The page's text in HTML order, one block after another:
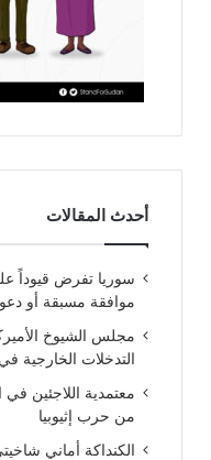
أحدث المقالات
سوريا تفرض قيوداً
موافقة مسبقة أو
مجلس الشيوخ
التدخلات الخارجية
معتمدية اللاجئين
من حرب إثيوبيا
الكنداكة أماني